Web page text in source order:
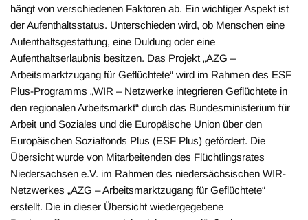
hängt von verschiedenen Faktoren ab. Ein wichtiger Aspekt ist
der Aufenthaltsstatus. Unterschieden wird, ob Menschen eine
Aufenthaltsgestattung, eine Duldung oder eine
Aufenthaltserlaubnis besitzen. Das Projekt „AZG –
Arbeitsmarktzugang für Geflüchtete“ wird im Rahmen des ESF
Plus-Programms „WIR – Netzwerke integrieren Geflüchtete in
den regionalen Arbeitsmarkt“ durch das Bundesministerium für
Arbeit und Soziales und die Europäische Union über den
Europäischen Sozialfonds Plus (ESF Plus) gefördert. Die
Übersicht wurde von Mitarbeitenden des Flüchtlingsrates
Niedersachsen e.V. im Rahmen des niedersächsischen WIR-
Netzwerkes „AZG – Arbeitsmarktzugang für Geflüchtete“
erstellt. Die in dieser Übersicht wiedergegebene